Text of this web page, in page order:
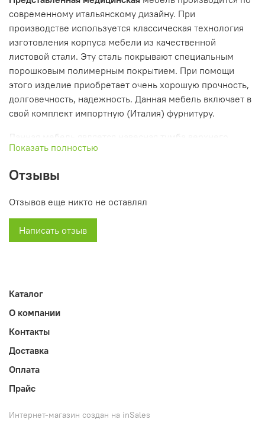
современному итальянскому дизайну. При
производстве используется классическая технология
изготовления корпуса мебели из качественной
листовой стали. Эту сталь покрывают специальным
порошковым полимерным покрытием. При помощи
этого изделие приобретает очень хорошую прочность,
долговечность, надежность. Данная мебель включает в
свой комплект импортную (Италия) фурнитуру.
Данная мебель является навесная тумба верхнего
яруса. Она оснащена прочной распашной застеклённой
бактерицидной лампой
Philips (C).
Показать полностью
Отзывы
Отзывов еще никто не оставлял
Написать отзыв
Каталог
О компании
Контакты
Доставка
Оплата
Прайс
Интернет-магазин создан на inSales